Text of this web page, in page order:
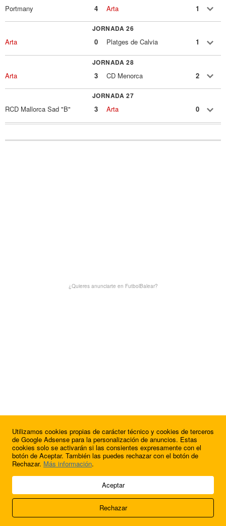
Portmany 4 Arta 1
JORNADA 26
Arta 0 Platges de Calvia 1
JORNADA 28
Arta 3 CD Menorca 2
JORNADA 27
RCD Mallorca Sad "B" 3 Arta 0
¿Quieres anunciarte en FutbolBalear?
¿Quieres anunciarte en FutbolBalear?
© 2009 - 2026 Soluciones Corporativas IP, SL.
Acerca de nosotros
FútbolBalear
Utilizamos cookies propias de carácter técnico y cookies de terceros
de Google Adsense para la personalización de anuncios. Estas
cookies solo se activarán si las consientes expresamente con el
botón de Aceptar. También las puedes rechazar con el botón de
Rechazar. Más información.
Aceptar
Rechazar